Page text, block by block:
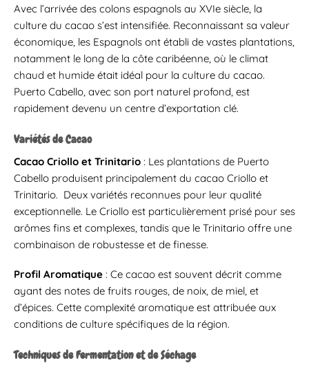
Avec l’arrivée des colons espagnols au XVIe siècle, la
culture du cacao s’est intensifiée. Reconnaissant sa valeur
économique, les Espagnols ont établi de vastes plantations,
notamment le long de la côte caribéenne, où le climat
chaud et humide était idéal pour la culture du cacao.
Puerto Cabello, avec son port naturel profond, est
rapidement devenu un centre d’exportation clé.
Variétés de Cacao
Cacao Criollo et Trinitario : Les plantations de Puerto
Cabello produisent principalement du cacao Criollo et
Trinitario. Deux variétés reconnues pour leur qualité
exceptionnelle. Le Criollo est particulièrement prisé pour ses
arômes fins et complexes, tandis que le Trinitario offre une
combinaison de robustesse et de finesse.
Profil Aromatique : Ce cacao est souvent décrit comme
ayant des notes de fruits rouges, de noix, de miel, et
d’épices. Cette complexité aromatique est attribuée aux
conditions de culture spécifiques de la région.
Techniques de Fermentation et de Séchage